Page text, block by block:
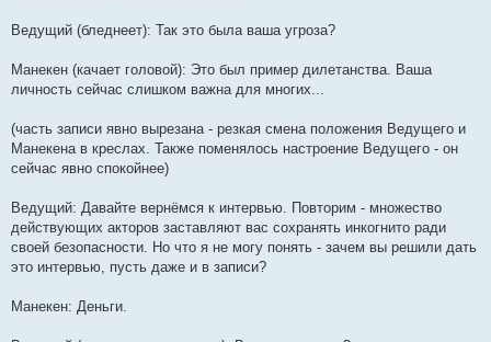
Ведущий (бледнеет): Так это была ваша угроза?
Манекен (качает головой): Это был пример дилетанства. Ваша
личность сейчас слишком важна для многих...
(часть записи явно вырезана - резкая смена положения Ведущего и
Манекена в креслах. Также поменялось настроение Ведущего - он
сейчас явно спокойнее)
Ведущий: Давайте вернёмся к интервью. Повторим - множество
действующих акторов заставляют вас сохранять инкогнито ради
своей безопасности. Но что я не могу понять - зачем вы решили дать
это интервью, пусть даже и в записи?
Манекен: Деньги.